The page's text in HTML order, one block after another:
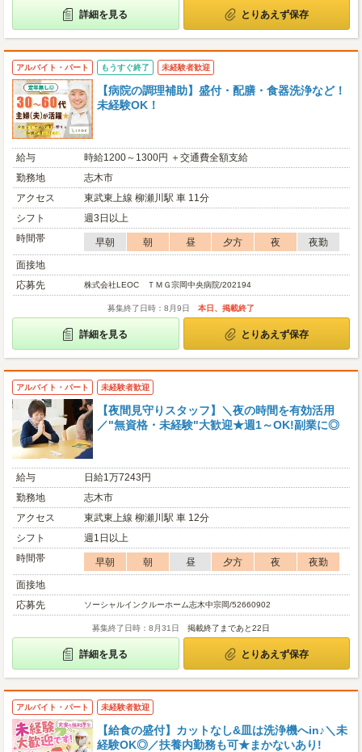
詳細を見る とりあえず保存
アルバイト・パート もうすぐ終了 未経験者歓迎
【病院の調理補助】盛付・配膳・食器洗浄など！
未経験OK！
給与
時給1200～1300円 ＋交通費全額支給
勤務地
志木市
アクセス
東武東上線 柳瀬川駅 車 11分
シフト
週3日以上
時間帯
早朝 朝 昼 夕方 夜
夜勤
面接地
応募先
株式会社LEOC ＴＭＧ宗岡中央病院/202194
募集終了日時：8月9日 本日、掲載終了
詳細を見る とりあえず保存
アルバイト・パート 未経験者歓迎
【夜間見守りスタッフ】＼夜の時間を有効活用
／"無資格・未経験"大歓迎★週1～OK!副業に◎
給与
日給1万7243円
勤務地
志木市
アクセス
東武東上線 柳瀬川駅 車 12分
シフト
週1日以上
時間帯
早朝 朝 昼 夕方 夜
夜勤
面接地
応募先
ソーシャルインクルーホーム志木中宗岡/52660902
募集終了日時：8月31日 掲載終了まであと22日
詳細を見る とりあえず保存
アルバイト・パート 未経験者歓迎
【給食の盛付】カットなし&皿は洗浄機へin♪＼未
経験OK◎／扶養内勤務も可★まかないあり!